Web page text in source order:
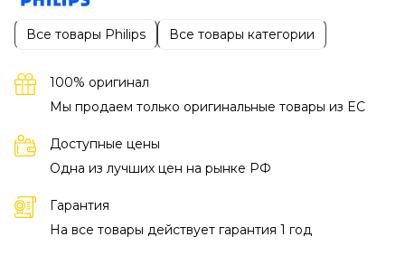
Все товары Philips Все товары категории
100% оригинал
Мы продаем только оригинальные товары из EC
Доступные цены
Одна из лучших цен на рынке РФ
Гарантия
На все товары действует гарантия 1 год